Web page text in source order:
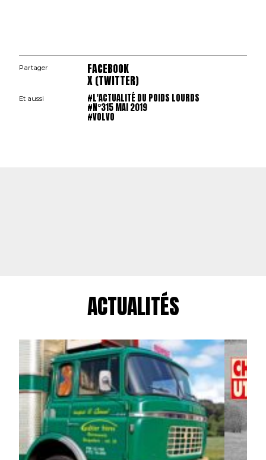
Partager FACEBOOK
X (TWITTER)
Et aussi #L'ACTUALITÉ DU POIDS LOURDS
#N°315 MAI 2019
#VOLVO
ACTUALITÉS